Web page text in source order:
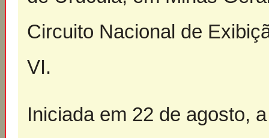
Circuito Nacional de
VI.
Iniciada em 22 de agosto,